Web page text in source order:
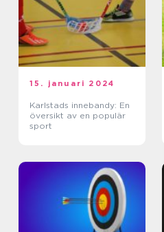
15. januari 2024
Karlstads innebandy: En
översikt av en populär
sport